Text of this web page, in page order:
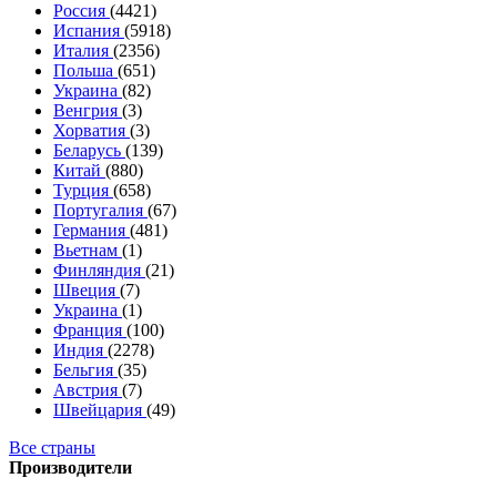
Россия (4421)
Испания (5918)
Италия (2356)
Польша (651)
Украина (82)
Венгрия (3)
Хорватия (3)
Беларусь (139)
Китай (880)
Турция (658)
Португалия (67)
Германия (481)
Вьетнам (1)
Финляндия (21)
Швеция (7)
Украина (1)
Франция (100)
Индия (2278)
Бельгия (35)
Австрия (7)
Швейцария (49)
Все страны
Производители